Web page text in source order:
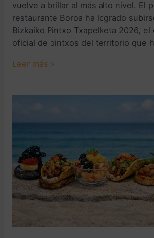
vuelve a brillar al más alto nivel. El
restaurante Boroa ha logrado
Bizkaiko Pintxo Txapelketa 2026, el
oficial de pintxos del territorio que
Leer más »